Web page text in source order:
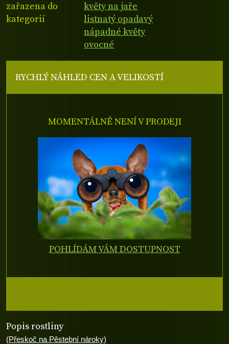
zařazena do
kategorií
květy na jaře
listnatý opadavý
nápadné květy
ovocné
Popis rostliny
(Přeskoč na Pěstební nároky)
RYCHLÝ NÁHLED CEN A VELIKOSTÍ
MOMENTÁLNĚ NENÍ V PRODEJI
POHLÍDÁM VÁM DOSTUPNOST